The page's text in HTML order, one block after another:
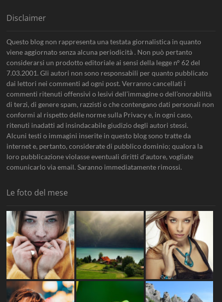
Disclaimer
Questo blog non rappresenta una testata giornalistica in quanto
viene aggiornato senza alcuna periodicità . Non può pertanto
considerarsi un prodotto editoriale ai sensi della legge n° 62 del
7.03.2001. Gli autori non sono responsabili per quanto pubblicato
dai lettori nei commenti ad ogni post. Verranno cancellati i
commenti ritenuti offensivi o lesivi dell’immagine o dell’onorabilità
di terzi, di genere spam, razzisti o che contengano dati personali non
conformi al rispetto delle norme sulla Privacy e, in ogni caso,
ritenuti inadatti ad insindacabile giudizio degli autori stessi.
Alcuni testi o immagini inserite in questo blog sono tratte da
internet e, pertanto, considerate di pubblico dominio; qualora la
loro pubblicazione violasse eventuali diritti d’autore, vogliate
comunicarlo via email. Saranno immediatamente rimossi.
Le foto del mese